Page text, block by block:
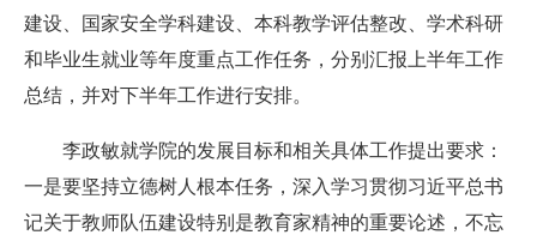
建设、国家安全学科建设、本科教学评估整改、学术科研
和毕业生就业等年度重点工作任务，分别汇报上半年工作
总结，并对下半年工作进行安排。
李政敏就学院的发展目标和相关具体工作提出要求：
一是要坚持立德树人根本任务，深入学习贯彻习近平总书
记关于教师队伍建设特别是教育家精神的重要论述，不忘